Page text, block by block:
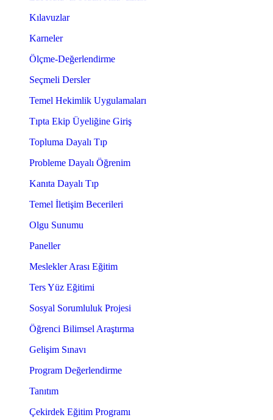
Kılavuzlar
Karneler
Ölçme-Değerlendirme
Seçmeli Dersler
Temel Hekimlik Uygulamaları
Tıpta Ekip Üyeliğine Giriş
Topluma Dayalı Tıp
Probleme Dayalı Öğrenim
Kanıta Dayalı Tıp
Temel İletişim Becerileri
Olgu Sunumu
Paneller
Meslekler Arası Eğitim
Ters Yüz Eğitimi
Sosyal Sorumluluk Projesi
Öğrenci Bilimsel Araştırma
Gelişim Sınavı
Program Değerlendirme
Tanıtım
Çekirdek Eğitim Programı